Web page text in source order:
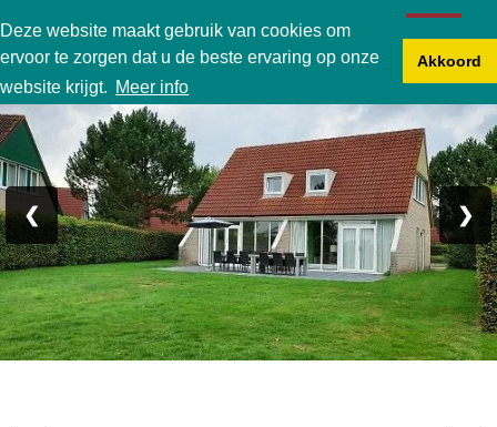
Deze website maakt gebruik van cookies om
ervoor te zorgen dat u de beste ervaring op onze
website krijgt. Meer info
Akkoord
Karperbungalow
Foto 1/21
❮ ❯